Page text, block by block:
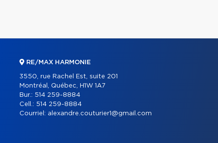
RE/MAX HARMONIE
3550, rue Rachel Est, suite 201
Montréal, Québec, H1W 1A7
Bur.: 514 259-8884
Cell.: 514 259-8884
Courriel: alexandre.couturier1@gmail.com